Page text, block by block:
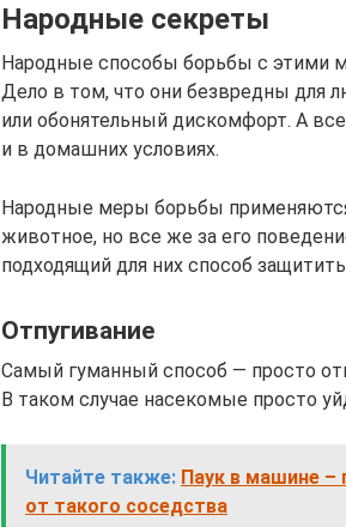
Народные секреты
Народные способы борьбы с этими
Дело в том, что они безвредны для
или обонятельный дискомфорт. А
и в домашних условиях.
Народные меры борьбы
животное, но все же за его
подходящий для них способ
Отпугивание
Самый гуманный способ — просто
В таком случае насекомые просто
Читайте также: Паук в машине –
от такого соседства